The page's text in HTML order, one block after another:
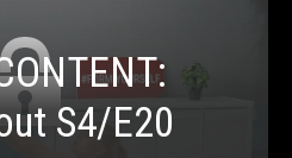
S4/E20